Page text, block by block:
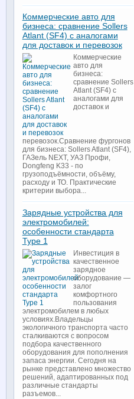
Коммерческие авто для
бизнеса: сравнение Sollers
Atlant (SF4) с аналогами
для доставок и перевозок
Коммерческие
авто для
бизнеса:
сравнение Sollers
Atlant (SF4) с
аналогами для
доставок и
перевозок.Сравнение фургонов
для бизнеса: Sollers Atlant (SF4),
ГАЗель NEXT, УАЗ Профи,
Dongfeng K33 - по
грузоподъёмности, объёму,
расходу и ТО. Практические
критерии выбора...
Зарядные устройства для
электромобилей:
особенности стандарта
Type 1
Инвестиция в
качественное
зарядное
оборудование —
залог
комфортного
пользования
электромобилем в любых
условиях.Владельцы
экологичного транспорта часто
сталкиваются с вопросом
подбора качественного
оборудования для пополнения
запаса энергии. Сегодня на
рынке представлено множество
решений, адаптированных под
различные стандарты
разъемов...